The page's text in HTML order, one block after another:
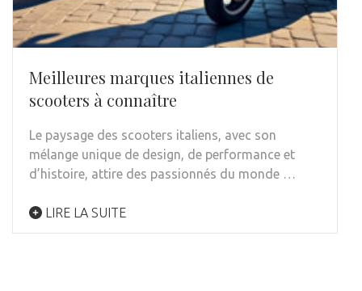
Meilleures marques italiennes de
scooters à connaître
Le paysage des scooters italiens, avec son
mélange unique de design, de performance et
d’histoire, attire des passionnés du monde …
LIRE LA SUITE